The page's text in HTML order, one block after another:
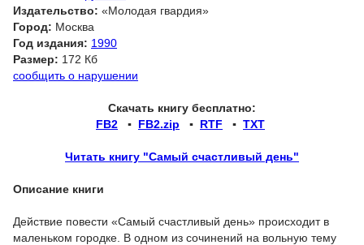
Издательство: «Молодая гвардия»
Город: Москва
Год издания: 1990
Размер: 172 Кб
сообщить о нарушении
Скачать книгу бесплатно:
FB2 ▪ FB2.zip ▪ RTF ▪ TXT
Читать книгу "Самый счастливый день"
Описание книги
Действие повести «Самый счастливый день» происходит в
маленьком городке. В одном из сочинений на вольную тему